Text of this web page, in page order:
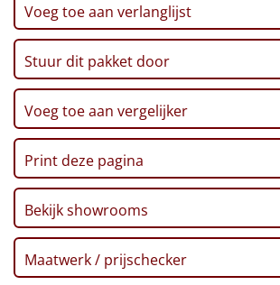
Alle thema's
Artikel
Hitster NIEUW
Pizzarette
Tas
Wake up light
NIEUW
Stroopwafel, 32 gr, 2 st
Haribo goudbeertjes, 75 gr
Pralines, chocolade hazelnoot, 110
Koekreep, 110 gr
Popcorn, 70 gr
Pinda's, 50 gr
Ribbelchips, 90 gr
Kerstkoekjes, 80 gr
Zoutjes, 60 gr
Toast, 75 gr
Sweet box inhoud:
Geschenkdoos 'Sweet Surprise'
Voeg toe aan verlanglijst
Stuur dit pakket door
Voeg toe aan vergelijker
Print deze pagina
Bekijk showrooms
Maatwerk / prijschecker